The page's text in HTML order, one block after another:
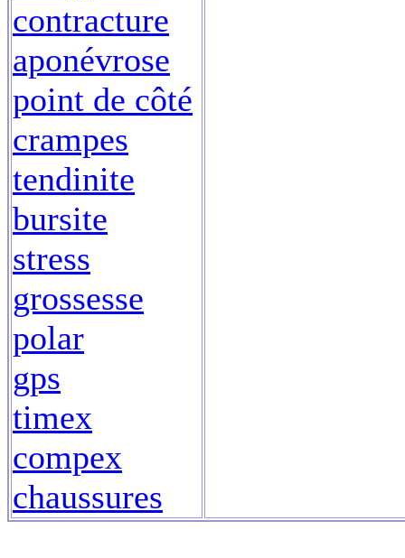
contracture
aponévrose
point de côté
crampes
tendinite
bursite
stress
grossesse
polar
gps
timex
compex
chaussures